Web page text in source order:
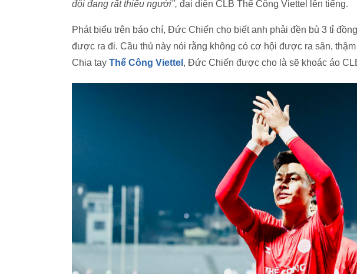
đội đang rất thiếu người", đại diện CLB Thể Công Viettel lên tiếng.
Phát biểu trên báo chí, Đức Chiến cho biết anh phải đền bù 3 tỉ
được ra đi. Cầu thủ này nói rằng không có cơ hội được ra sân,
Chia tay Thể Công Viettel , Đức Chiến được cho là sẽ khoác áo